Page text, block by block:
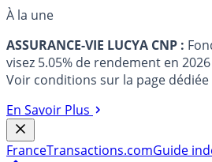
À la une
ASSURANCE-VIE LUCYA CNP :
visez 5.05% de rendement en
Voir conditions sur la page
En Savoir Plus
FranceTransactions.comGuide